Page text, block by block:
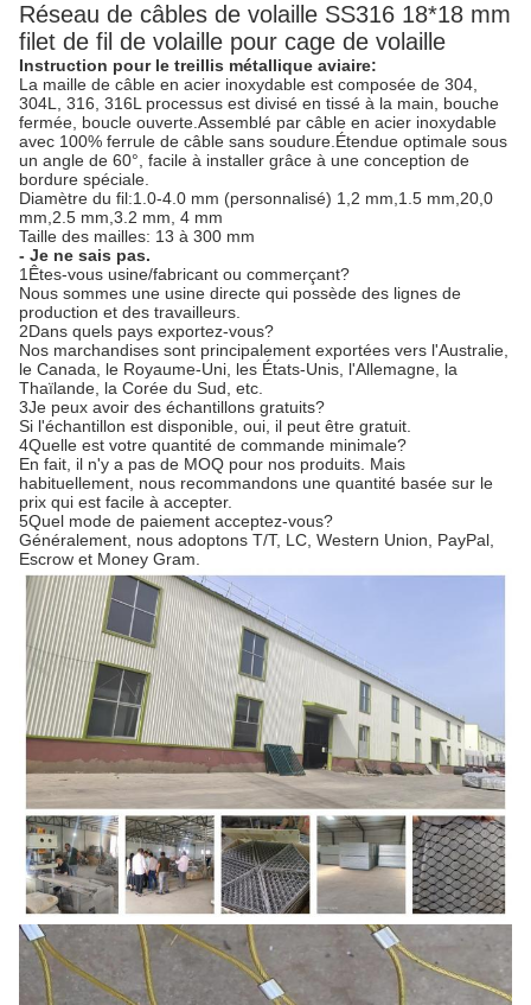
Réseau de câbles de volaille SS316 18*18 mm
filet de fil de volaille pour cage de volaille
Instruction pour le treillis métallique aviaire:
La maille de câble en acier inoxydable est composée de 304,
304L, 316, 316L processus est divisé en tissé à la main, bouche
fermée, boucle ouverte.Assemblé par câble en acier inoxydable
avec 100% ferrule de câble sans soudure.Étendue optimale sous
un angle de 60°, facile à installer grâce à une conception de
bordure spéciale.
Diamètre du fil:1.0-4.0 mm (personnalisé) 1,2 mm,1.5 mm,20,0
mm,2.5 mm,3.2 mm, 4 mm
Taille des mailles: 13 à 300 mm
- Je ne sais pas.
1Êtes-vous usine/fabricant ou commerçant?
Nous sommes une usine directe qui possède des lignes de
production et des travailleurs.
2Dans quels pays exportez-vous?
Nos marchandises sont principalement exportées vers l'Australie,
le Canada, le Royaume-Uni, les États-Unis, l'Allemagne, la
Thaïlande, la Corée du Sud, etc.
3Je peux avoir des échantillons gratuits?
Si l'échantillon est disponible, oui, il peut être gratuit.
4Quelle est votre quantité de commande minimale?
En fait, il n'y a pas de MOQ pour nos produits. Mais
habituellement, nous recommandons une quantité basée sur le
prix qui est facile à accepter.
5Quel mode de paiement acceptez-vous?
Généralement, nous adoptons T/T, LC, Western Union, PayPal,
Escrow et Money Gram.